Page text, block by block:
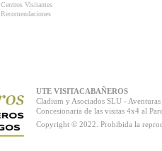
Centros Visitantes
Recomendaciones
UTE VISITACABAÑEROS
Cladium y Asociados SLU -
Concesionaria de las visitas 4x4 al
Copyright © 2022. Prohibida la